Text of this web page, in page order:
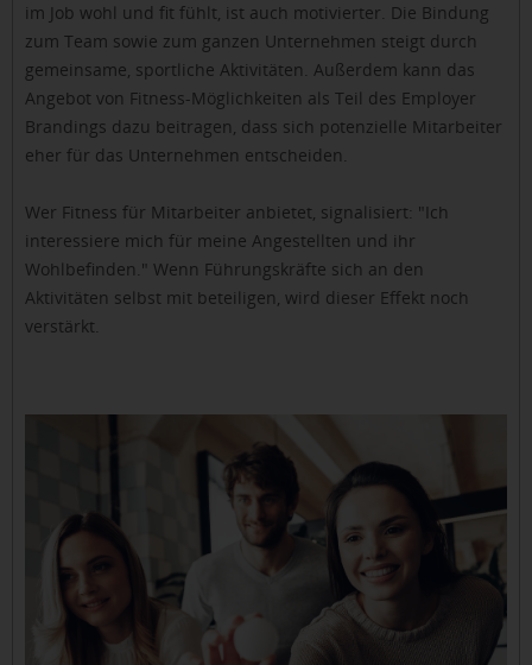
im Job wohl und fit fühlt, ist auch motivierter. Die Bindung
zum Team sowie zum ganzen Unternehmen steigt durch
gemeinsame, sportliche Aktivitäten. Außerdem kann das
Angebot von Fitness-Möglichkeiten als Teil des Employer
Brandings dazu beitragen, dass sich potenzielle Mitarbeiter
eher für das Unternehmen entscheiden.
Wer Fitness für Mitarbeiter anbietet, signalisiert: "Ich
interessiere mich für meine Angestellten und ihr
Wohlbefinden." Wenn Führungskräfte sich an den
Aktivitäten selbst mit beteiligen, wird dieser Effekt noch
verstärkt.